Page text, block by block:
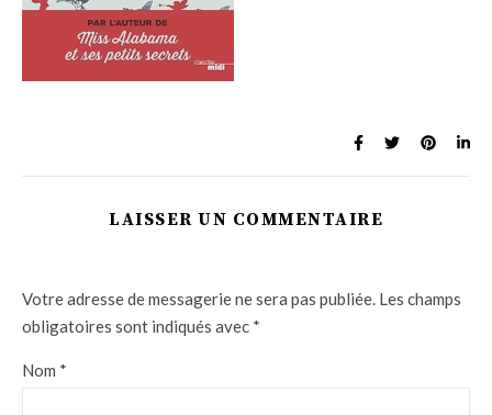
LAISSER UN COMMENTAIRE
Votre adresse de messagerie ne sera pas publiée. Les champs
obligatoires sont indiqués avec *
Nom *